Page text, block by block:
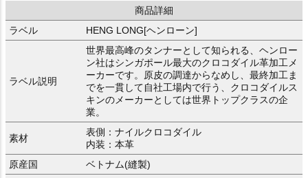
商品詳細
ラベル
HENG LONG[ヘンローン]
ラベル説明
世界最高峰のタンナーとして知られる、ヘンロー
ン社はシンガポール最大のクロコダイル革加工メ
ーカーです。原皮の調達からなめし、最終加工ま
でを一貫して自社工場内で行う、クロコダイルス
キンのメーカーとしては世界トップクラスの企
業。
素材
表側：ナイルクロコダイル
内装：本革
原産国
ベトナム(縫製)